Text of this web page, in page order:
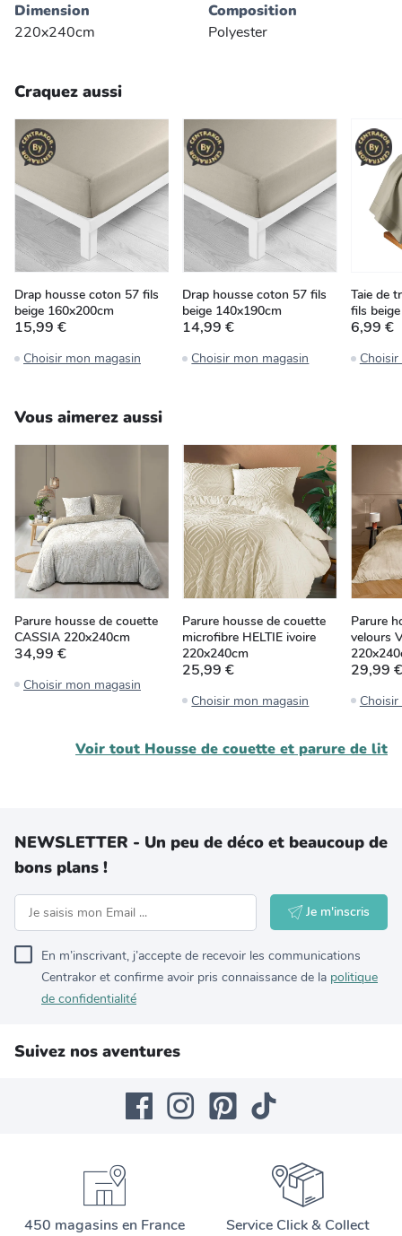
Dimension
220x240cm
Composition
Polyester
Craquez aussi
Drap housse coton 57 fils
beige 160x200cm
15,99 €
Choisir mon magasin
Drap housse coton 57 fils
beige 140x190cm
14,99 €
Choisir mon magasin
Taie de
fils
6,99 €
Vous aimerez aussi
Parure housse de couette
CASSIA 220x240cm
34,99 €
Choisir mon magasin
Parure housse de couette
microfibre HELTIE ivoire
220x240cm
25,99 €
Choisir mon magasin
Parure
velours
29,99 €
Voir tout Housse de couette et parure de lit
NEWSLETTER - Un peu de déco et beaucoup de
bons plans !
Je m'inscris
En m’inscrivant, j’accepte de recevoir les communications
Centrakor et confirme avoir pris connaissance de la politique
de confidentialité
Suivez nos aventures
450 magasins en France
Service Click & Collect